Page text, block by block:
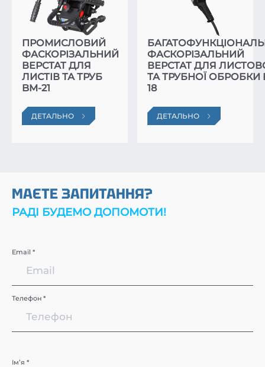
ПРОМИСЛОВИЙ
ФАСКОРІЗАЛЬНИЙ
ВЕРСТАТ ДЛЯ
ЛИСТІВ ТА ТРУБ
BM-21
ДЕТАЛЬНО
ФАСКОРІЗАЛЬНИЙ
ВЕРСТАТ ДЛЯ
ТА ТРУБНОЇ ОБРОБКИ
18
ДЕТАЛЬНО
МАЄТЕ ЗАПИТАННЯ?
РАДІ БУДЕМО ДОПОМОТИ!
Email *
Телефон *
Імʼя *